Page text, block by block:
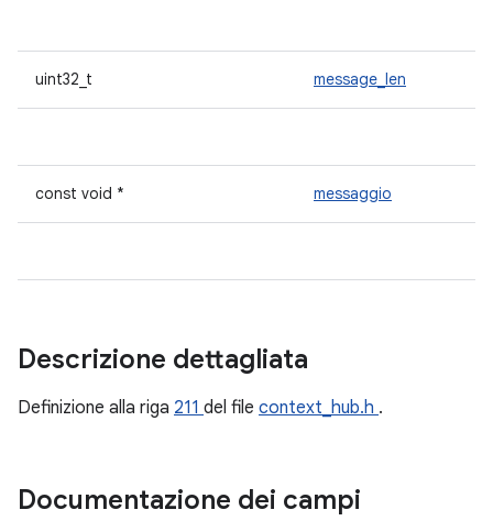
uint32_t message_len
const void * messaggio
Descrizione dettagliata
Definizione alla riga 211 del file context_hub.h .
Documentazione dei campi